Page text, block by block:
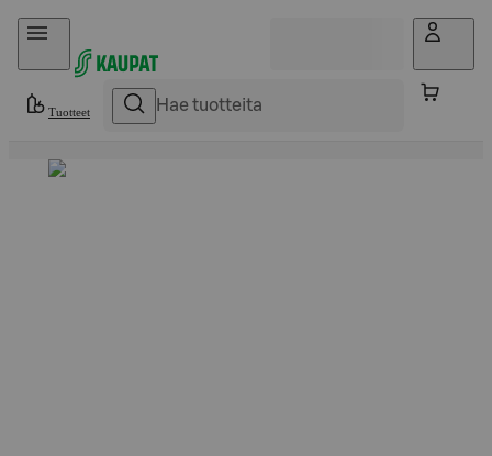
Hyppää sisältöön
Tuotteet